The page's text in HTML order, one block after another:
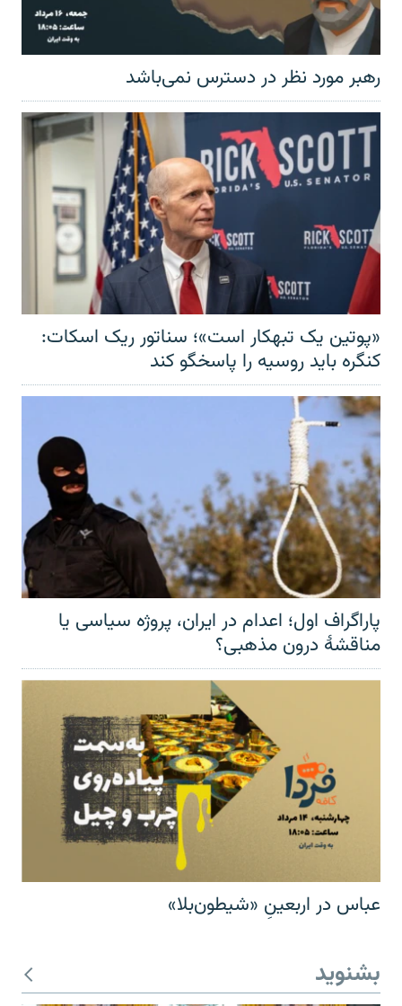
رهبر مورد نظر در دسترس نمی‌باشد
«پوتین یک تبهکار است»؛ سناتور ریک اسکات:
کنگره باید روسیه را پاسخگو کند
پاراگراف اول؛ اعدام در ایران، پروژه سیاسی یا
مناقشهٔ درون مذهبی؟
عباس در اربعینِ «شیطون‌بلا»
بشنوید